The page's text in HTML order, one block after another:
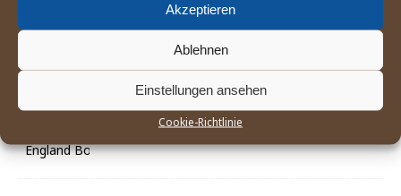
Akzeptieren
Ablehnen
Einstellungen ansehen
Cookie-Richtlinie
England Boxing betrachtet Mitgliedsverband
25. April 2026